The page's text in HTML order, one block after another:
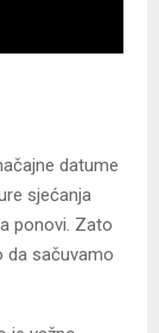
datume
sjećanja
ponovi. Zato
da sačuvamo